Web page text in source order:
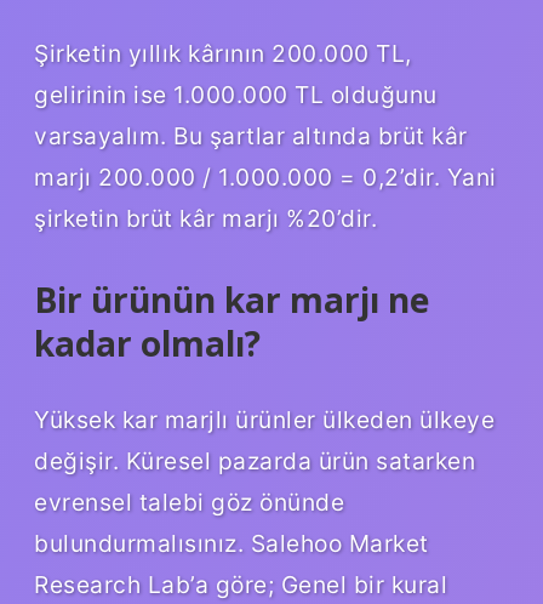
Şirketin yıllık kârının 200.000 TL,
gelirinin ise 1.000.000 TL olduğunu
varsayalım. Bu şartlar altında brüt kâr
marjı 200.000 / 1.000.000 = 0,2’dir. Yani
şirketin brüt kâr marjı %20’dir.
Bir ürünün kar marjı ne
kadar olmalı?
Yüksek kar marjlı ürünler ülkeden ülkeye
değişir. Küresel pazarda ürün satarken
evrensel talebi göz önünde
bulundurmalısınız. Salehoo Market
Research Lab’a göre; Genel bir kural